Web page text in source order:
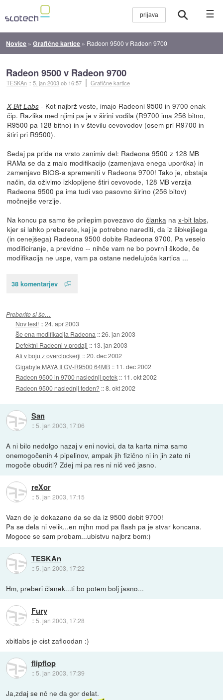
☰
Novice »Grafične kartice » Radeon 9500 v Radeon 9700
Radeon 9500 v Radeon 9700
TESKAn ::5. jan 2003ob 16:57 Grafične kartice
X-Bit Labs- Kot najbrž veste, imajo Radeoni 9500 in 9700 enak
čip. Razlika med njimi pa je v širini vodila (R9700 ima 256 bitno,
R9500 pa 128 bitno) in v številu cevovodov (osem pri R9700 in
štiri pri R9500).
Sedaj pa pride na vrsto zanimiv del: Radeona 9500 z 128 MB
RAMa se da z malo modifikacijo (zamenjava enega uporčka) in
zamenjavo BIOS-a spremeniti v Radeona 9700! Tako je, obstaja
način, da oživimo izklopljene štiri cevovode, 128 MB verzija
Radeona 9500 pa ima tudi vso pasovno širino (256 bitov)
močnejše verzije.
Na koncu pa samo še prilepim povezavo do članka na x-bit labs,
kjer si lahko preberete, kaj je potrebno narediti, da iz šibkejšega
(in cenejšega) Radeona 9500 dobite Radeona 9700. Pa veselo
modificiranje, a previdno -- nihče vam ne bo povrnil škode, če
modifikacija ne uspe, vam pa ostane nedelujoča kartica ...
38 komentarjev
Preberite si še…
Nov test! ::24. apr 2003
Še ena modifikacija Radeona ::26. jan 2003
Defektni Radeoni v prodaji :: 13. jan 2003
Ati v boju z overclockerji ::20. dec 2002
Gigabyte MAYA II GV-R9500 64MB :: 11. dec 2002
Radeon 9500 in 9700 naslednji petek :: 11. okt 2002
Radeon 9500 naslednji teden? ::8. okt 2002
San
:: 5. jan 2003, 17:06
A ni bilo nedolgo nazaj v eni novici, da ta karta nima samo
onemogočenih 4 pipelinov, ampak jih fizično ni in jih zato ni
mogoče obuditi? Zdej mi pa res ni nič več jasno.
reXor
::5. jan 2003, 17:15
Vazn de je dokazano da se da iz 9500 dobit 9700!
Pa se dela ni velik...en mjhn mod pa flash pa je stvar koncana.
Mogoce se sam probam...ubistvu najbrz bom:)
TESKAn
:: 5. jan 2003, 17:22
Hm, preberi članek...ti bo potem bolj jasno...
Fury
::5. jan 2003, 17:28
xbitlabs je cist zafloodan :)
flipflop
:: 5. jan 2003, 17:39
Ja,zdaj se nč ne da gor delat.